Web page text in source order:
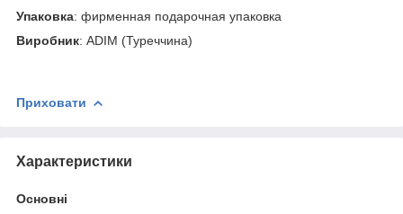
Упаковка: фирменная подарочная упаковка
Виробник: ADIM (Туреччина)
Приховати
Характеристики
Основні